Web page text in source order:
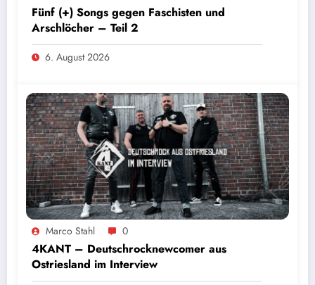
Fünf (+) Songs gegen Faschisten und
Arschlöcher – Teil 2
6. August 2026
Marco Stahl 0
4KANT – Deutschrocknewcomer aus
Ostriesland im Interview